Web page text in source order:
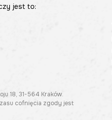
jest to:
18, 31-564 Kraków.
cofnięcia zgody jest